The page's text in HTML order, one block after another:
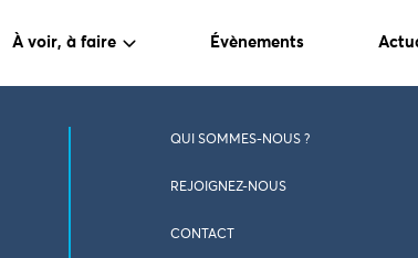
À voir, à faire Évènements
QUI SOMMES-NOUS ?
REJOIGNEZ-NOUS
CONTACT